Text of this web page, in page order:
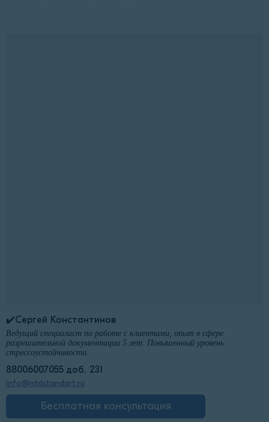
✔️Сергей Константинов
Ведущий специалист по работе с клиентами, опыт в сфере
разрешительной документации 5 лет. Повышенный уровень
стрессоустойчивости.
88006007055 доб. 231
info@ntdstandart.ru
Бесплатная консультация